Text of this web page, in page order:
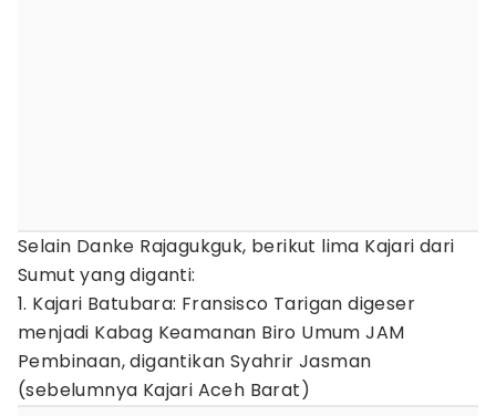
Selain Danke Rajagukguk, berikut lima Kajari dari
Sumut yang diganti:
1. Kajari Batubara: Fransisco Tarigan digeser
menjadi Kabag Keamanan Biro Umum JAM
Pembinaan, digantikan Syahrir Jasman
(sebelumnya Kajari Aceh Barat)